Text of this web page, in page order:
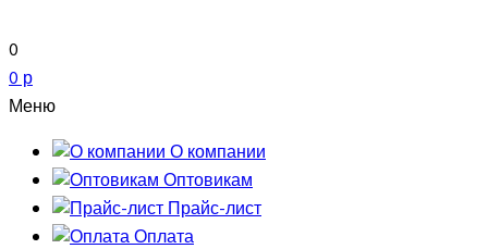
0
0 р
Меню
О компании
Оптовикам
Прайс-лист
Оплата